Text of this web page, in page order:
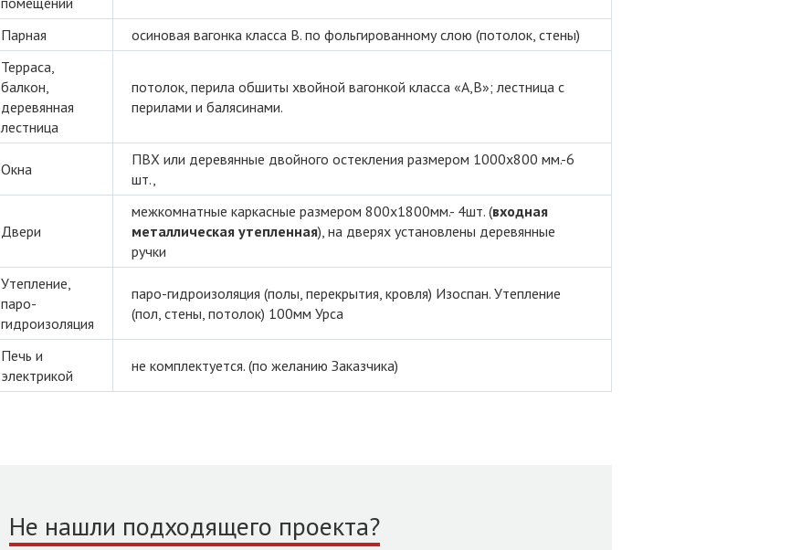
Парная
осиновая вагонка класса В. по фольгированному слою (потолок, стены)
Терраса,
балкон,
деревянная
лестница
потолок, перила обшиты хвойной вагонкой класса «А,В»; лестница с
перилами и балясинами.
Окна
ПВХ или деревянные двойного остекления размером 1000х800 мм.-6
шт.,
Двери
межкомнатные каркасные размером 800х1800мм.- 4шт. (входная
металлическая утепленная), на дверях установлены деревянные
ручки
Утепление,
паро-
гидроизоляция
паро-гидроизоляция (полы, перекрытия, кровля) Изоспан. Утепление
(пол, стены, потолок) 100мм Урса
Печь и
электрикой
не комплектуется. (по желанию Заказчика)
Не нашли подходящего проекта?